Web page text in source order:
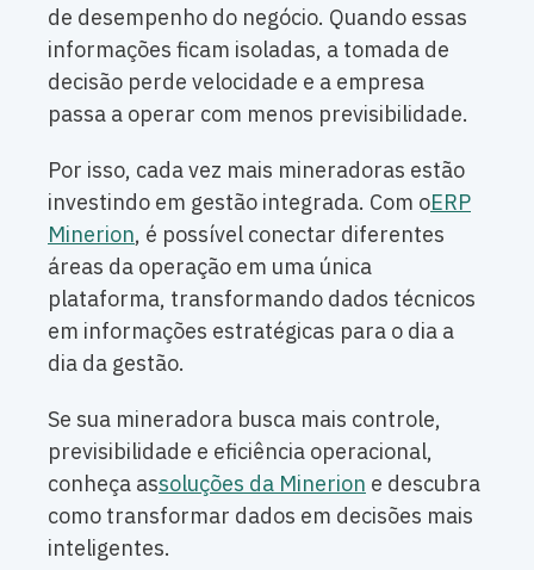
de desempenho do negócio. Quando essas
informações ficam isoladas, a tomada de
decisão perde velocidade e a empresa
passa a operar com menos previsibilidade.
Por isso, cada vez mais mineradoras estão
investindo em gestão integrada. Com oERP
Minerion, é possível conectar diferentes
áreas da operação em uma única
plataforma, transformando dados técnicos
em informações estratégicas para o dia a
dia da gestão.
Se sua mineradora busca mais controle,
previsibilidade e eficiência operacional,
conheça assoluções da Minerion e descubra
como transformar dados em decisões mais
inteligentes.